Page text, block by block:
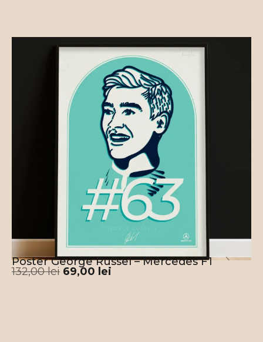
Poster George Russel – Mercedes F1
132,00lei 69,00 lei